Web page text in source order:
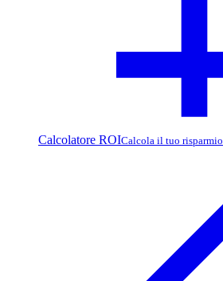
Calcolatore ROICalcola il tuo risparmio